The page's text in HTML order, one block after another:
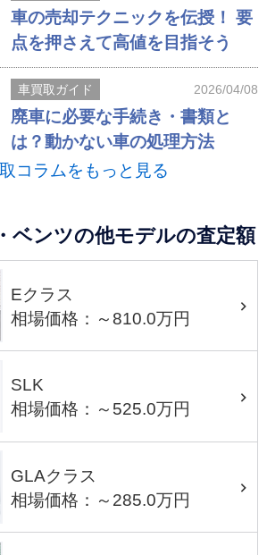
車の売却テクニックを伝授！ 要
点を押さえて高値を目指そう
車買取ガイド 2026/04/08
廃車に必要な手続き・書類と
は？動かない車の処理方法
コラムをもっと見る
ベンツの他モデルの査定額
Eクラス
相場価格：～810.0万円
SLK
相場価格：～525.0万円
GLAクラス
相場価格：～285.0万円